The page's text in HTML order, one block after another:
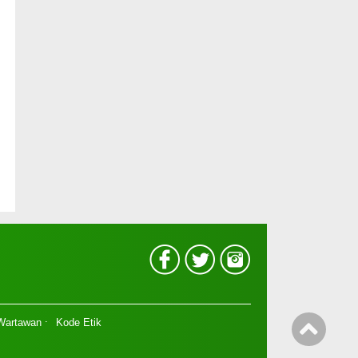
Kode Etik